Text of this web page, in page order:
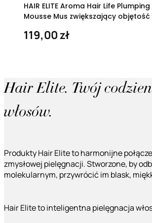
HAIR ELITE Aroma Hair Life Plumping
Mousse Mus zwiększający objętość
119,00 zł
Hair Elite. Twój
włosów.
Produkty Hair Elite to harmonijne
zmysłowej pielęgnacji. Stworzone, by
molekularnym, przywrócić im blask,
Hair Elite to inteligentna pielęgnacja